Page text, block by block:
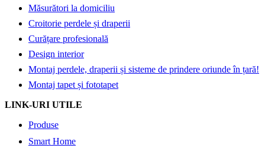
Măsurători la domiciliu
Croitorie perdele și draperii
Curățare profesională
Design interior
Montaj perdele, draperii și sisteme de prindere oriunde în țară!
Montaj tapet și fototapet
LINK-URI UTILE
Produse
Smart Home